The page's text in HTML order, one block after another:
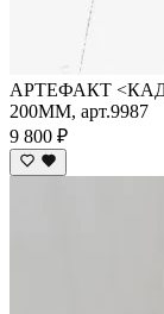
АРТЕФАКТ
200ММ, арт.9987
9 800 ₽